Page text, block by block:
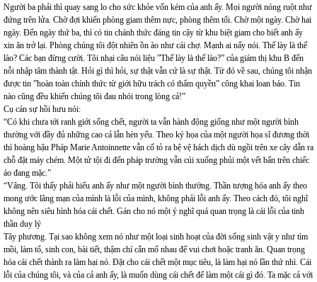
Người ba phải thì quay sang lo cho sức khỏe vốn kém của anh ấy. Mọi người nóng ruột như
đứng trên lửa. Chờ đợi khiến phòng giam thêm nực, phòng thêm tối. Chờ một ngày. Chờ hai
ngày. Đến ngày thứ ba, thì có tin chánh thức đáng tin cậy từ khu biệt giam cho biết anh ấy
xin ăn trở lại. Phòng chúng tôi đột nhiên ồn ào như cái chợ. Mạnh ai nấy nói. Thế lày là thế
lào? Các bạn đừng cười. Tôi nhại câu nói liệu ”Thế lày là thế lào?” của giám thị khu B đến
nỗi nhập tâm thành tật. Hỏi gì thì hỏi, sự thật vẫn cứ là sự thật. Từ đó về sau, chúng tôi nhận
được tin ”hoàn toàn chính thức từ giới hữu trách có thẩm quyền” công khai loan báo. Tin
nào cũng đều khiến chúng tôi đau nhói trong lòng cả!”
Cụ cán sự hồi hưu nói:
“Có khi chưa tới ranh giới sống chết, người ta vẫn hành động giống như một người bình
thường với đầy đủ những cao cả lẫn hèn yếu. Theo ký họa của một người họa sĩ đương thời
thì hoàng hậu Pháp Marie Antoinnette vẫn cố tỏ ra bệ vệ hách dịch dù ngồi trên xe cây dẫn ra
chỗ đặt máy chém. Một tử tội đi đến pháp trường vẫn cúi xuống phủi một vết bẩn trên chiếc
áo đang mặc.”
“Vâng. Tôi thấy phải hiểu anh ấy như một người bình thường. Thần tượng hóa anh ấy theo
mong ước lãng mạn của mình là lỗi của mình, không phải lỗi anh ấy. Theo cách đó, tôi nghĩ
không nên siêu hình hóa cái chết. Gán cho nó một ý nghĩ quá quan trọng là cái lỗi của tinh
thần duy lý
Tây phương. Tại sao không xem nó như một loại sinh hoạt của đời sống sinh vật y như tìm
mồi, làm tổ, sinh con, bài tiết, thậm chí cắn mổ nhau để vui chơi hoặc tranh ăn. Quan trọng
hóa cái chết thành ra làm hại nó. Đặt cho cái chết một mục tiêu, là làm hại nó lần thứ nhì. Cái
lỗi của chúng tôi, và của cả anh ấy, là muốn dùng cái chết để làm một cái gì đó. Ta mặc cả với